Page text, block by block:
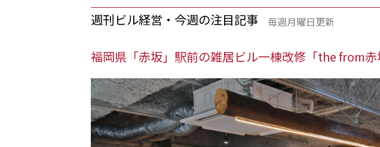
週刊ビル経営・今週の注目記事 毎週月曜日更新
福岡県「赤坂」駅前の雑居ビル一棟改修「the from